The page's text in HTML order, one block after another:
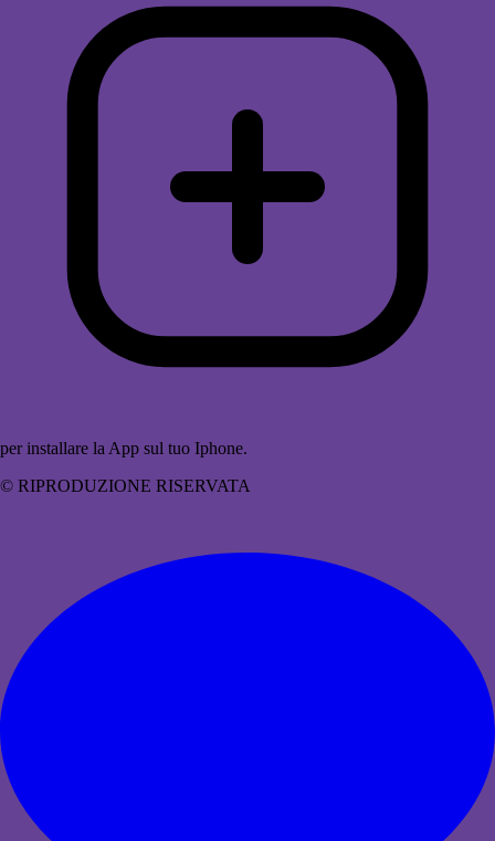
per installare la App sul tuo Iphone.
© RIPRODUZIONE RISERVATA